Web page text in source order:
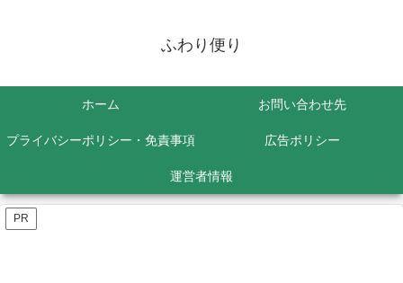
ふわり便り
ホーム お問い合わせ先
プライバシーポリシー・免責事項 広告ポリシー
運営者情報
PR